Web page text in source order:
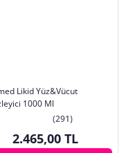
Likid Yüz&Vücut
1000 Ml
(291)
2.465,00 TL